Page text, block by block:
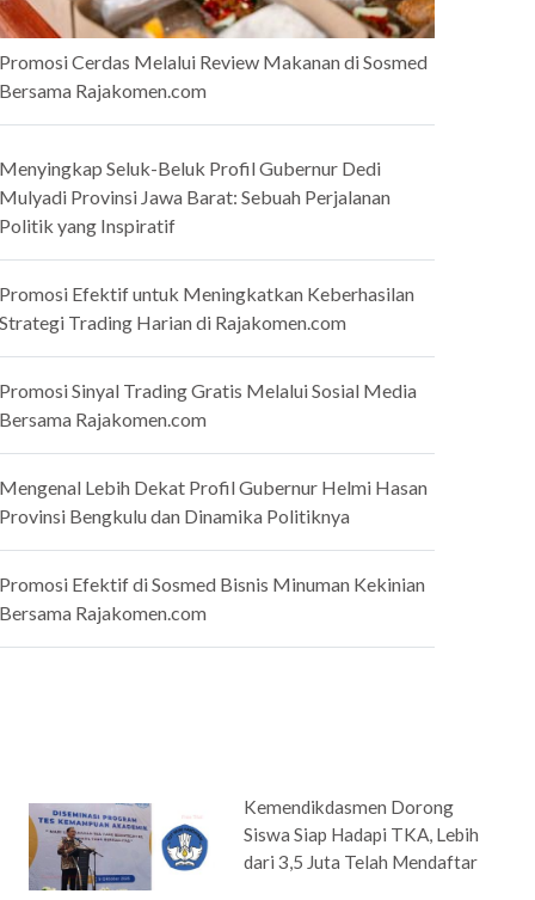
Cerdas Melalui Review Makanan di Sosmed
Rajakomen.com
Seluk-Beluk Profil Gubernur Dedi
Provinsi Jawa Barat: Sebuah Perjalanan
yang Inspiratif
Efektif untuk Meningkatkan Keberhasilan
Trading Harian di Rajakomen.com
Sinyal Trading Gratis Melalui Sosial Media
Rajakomen.com
Lebih Dekat Profil Gubernur Helmi Hasan
Bengkulu dan Dinamika Politiknya
Efektif di Sosmed Bisnis Minuman Kekinian
Rajakomen.com
Kemendikdasmen Dorong
Siswa Siap Hadapi TKA, Lebih
dari 3,5 Juta Telah Mendaftar